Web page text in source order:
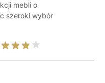
mebli o
szeroki wybór